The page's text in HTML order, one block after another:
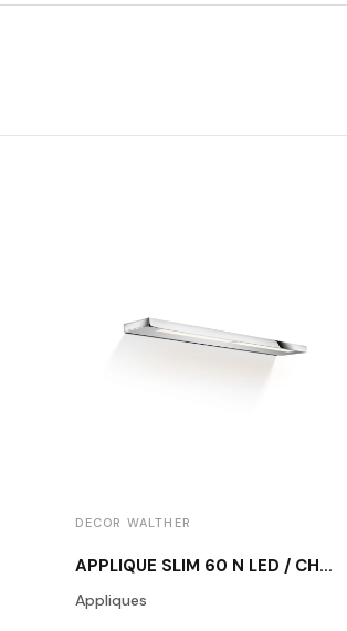
DECOR WALTHER
APPLIQUE SLIM 60 N LED / CHROME POLI
Appliques